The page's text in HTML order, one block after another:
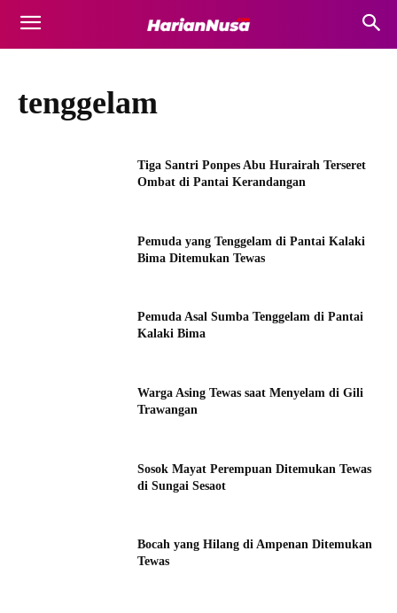
tenggelam
Tiga Santri Ponpes Abu Hurairah Terseret
Ombat di Pantai Kerandangan
Pemuda yang Tenggelam di Pantai Kalaki
Bima Ditemukan Tewas
Pemuda Asal Sumba Tenggelam di Pantai
Kalaki Bima
Warga Asing Tewas saat Menyelam di Gili
Trawangan
Sosok Mayat Perempuan Ditemukan Tewas
di Sungai Sesaot
Bocah yang Hilang di Ampenan Ditemukan
Tewas